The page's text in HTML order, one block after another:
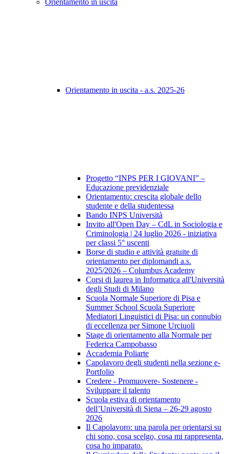
Orientamento in uscita
Orientamento in uscita - a.s. 2025-26
Progetto “INPS PER I GIOVANI” –
Educazione previdenziale
Orientamento: crescita globale dello
studente e della studentessa
Bando INPS Università
Invito all'Open Day – CdL in Sociologia e
Criminologia | 24 luglio 2026 - iniziativa
per classi 5° uscenti
Borse di studio e attività gratuite di
orientamento per diplomandi a.s.
2025/2026 – Columbus Academy
Corsi di laurea in Informatica all'Università
degli Studi di Milano
Scuola Normale Superiore di Pisa e
Summer School Scuola Superiore
Mediatori Linguistici di Pisa: un connubio
di eccellenza per Simone Urciuoli
Stage di orientamento alla Normale per
Federica Campobasso
Accademia Poliarte
Capolavoro degli studenti nella sezione e-
Portfolio
Credere - Promuovere- Sostenere -
Sviluppare il talento
Scuola estiva di orientamento
dell’Università di Siena – 26-29 agosto
2026
Il Capolavoro: una parola per orientarsi su
chi sono, cosa scelgo, cosa mi rappresenta,
cosa ho imparato.